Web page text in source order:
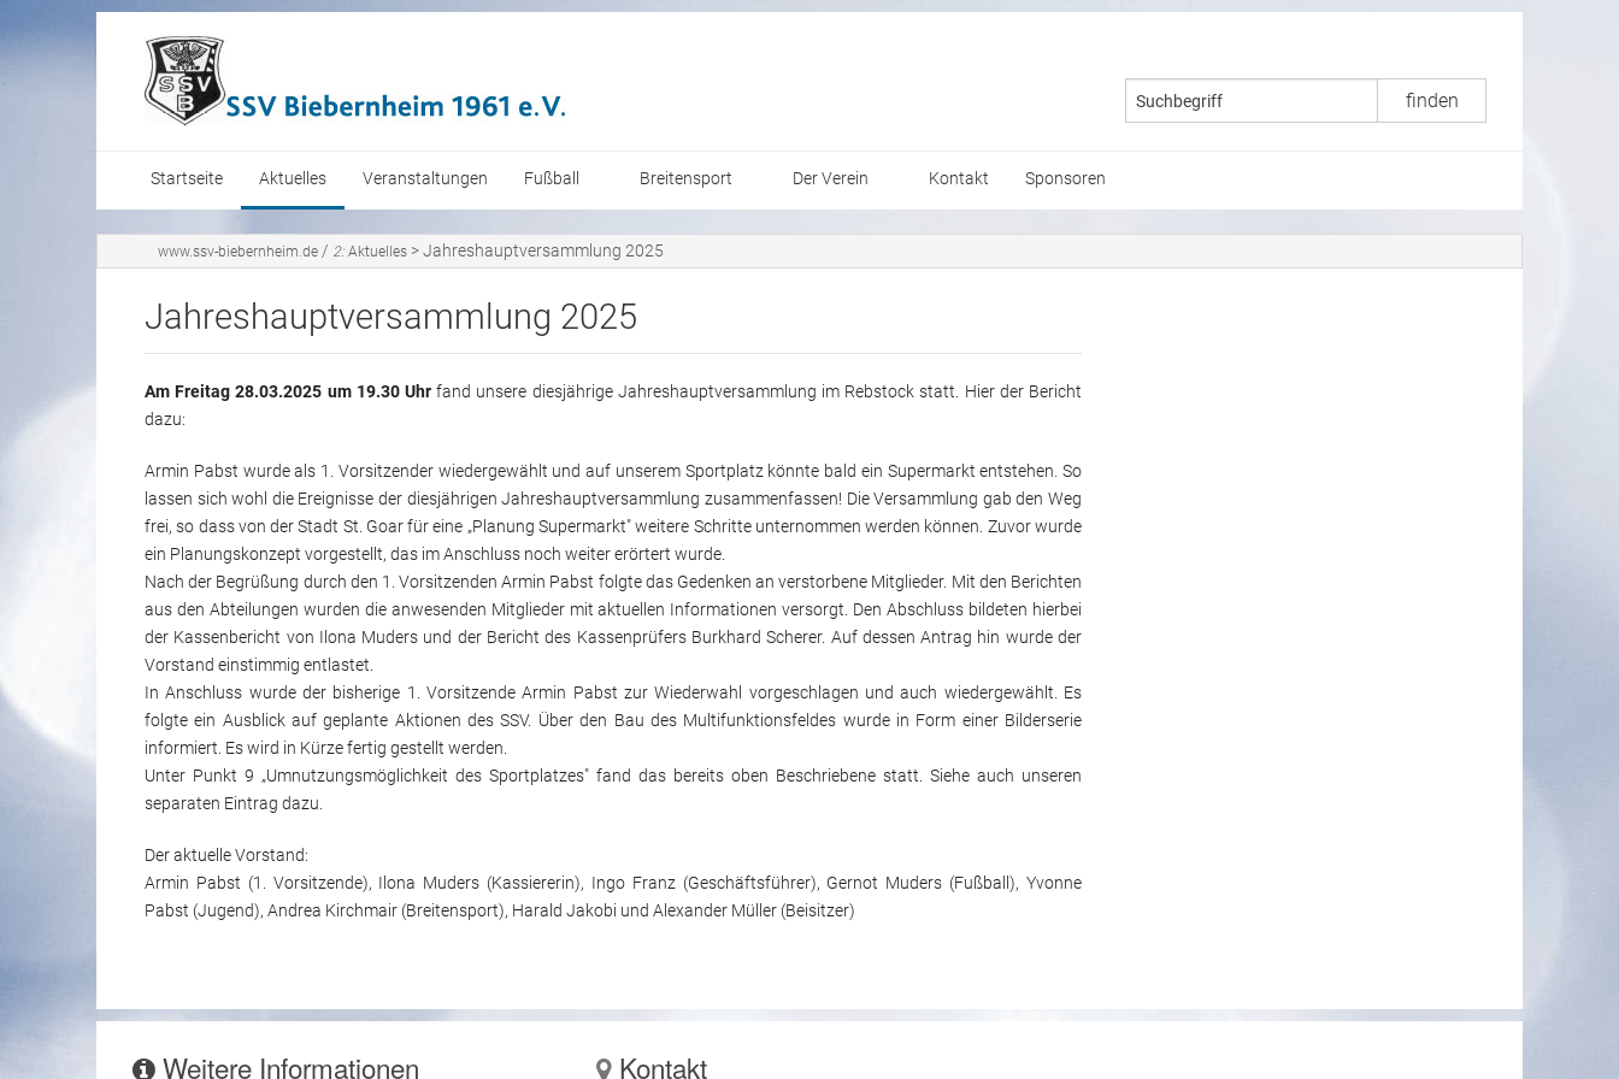
Startseite Aktuelles Veranstaltungen Fußball
Senioren
Breitensport
Erwachsene
Der Verein
allgemeine Infos
Geschichte
Kontakt Sponsoren
www.ssv-biebernheim.de / 2: Aktuelles >Jahreshauptversammlung 2025
Jahreshauptversammlung 2025
Am Freitag 28.03.2025 um 19.30 Uhr fand unsere diesjährige Jahreshauptversammlung im Rebstock statt. Hier der Bericht
dazu:
Armin Pabst wurde als 1. Vorsitzender wiedergewählt und auf unserem Sportplatz könnte bald ein Supermarkt entstehen. So
lassen sich wohl die Ereignisse der diesjährigen Jahreshauptversammlung zusammenfassen! Die Versammlung gab den Weg
frei, so dass von der Stadt St. Goar für eine „Planung Supermarkt" weitere Schritte unternommen werden können. Zuvor wurde
ein Planungskonzept vorgestellt, das im Anschluss noch weiter erörtert wurde.
Nach der Begrüßung durch den 1. Vorsitzenden Armin Pabst folgte das Gedenken an verstorbene Mitglieder. Mit den Berichten
aus den Abteilungen wurden die anwesenden Mitglieder mit aktuellen Informationen versorgt. Den Abschluss bildeten hierbei
der Kassenbericht von Ilona Muders und der Bericht des Kassenprüfers Burkhard Scherer. Auf dessen Antrag hin wurde der
Vorstand einstimmig entlastet.
In Anschluss wurde der bisherige 1. Vorsitzende Armin Pabst zur Wiederwahl vorgeschlagen und auch wiedergewählt. Es
folgte ein Ausblick auf geplante Aktionen des SSV. Über den Bau des Multifunktionsfeldes wurde in Form einer Bilderserie
informiert. Es wird in Kürze fertig gestellt werden.
Unter Punkt 9 „Umnutzungsmöglichkeit des Sportplatzes" fand das bereits oben Beschriebene statt. Siehe auch unseren
separaten Eintrag dazu.
Der aktuelle Vorstand:
Armin Pabst (1. Vorsitzende), Ilona Muders (Kassiererin), Ingo Franz (Geschäftsführer), Gernot Muders (Fußball), Yvonne
Pabst (Jugend), Andrea Kirchmair (Breitensport), Harald Jakobi und Alexander Müller (Beisitzer)
Weitere Informationen Kontakt